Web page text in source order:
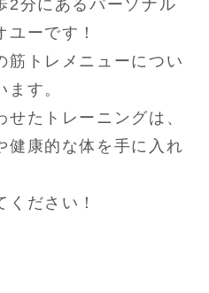
2分にあるパーソナル
ユーです！
筋トレメニューについ
す。
たトレーニングは、
健康的な体を手に入れ
ださい！